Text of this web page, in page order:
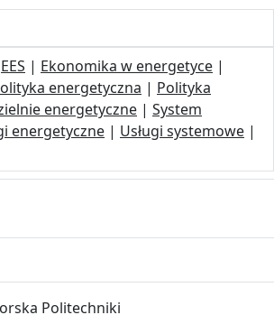
EES | Ekonomika w energetyce |
energetyczna | Polityka
energetyczne | System
energetyczne | Usługi systemowe |
Politechniki